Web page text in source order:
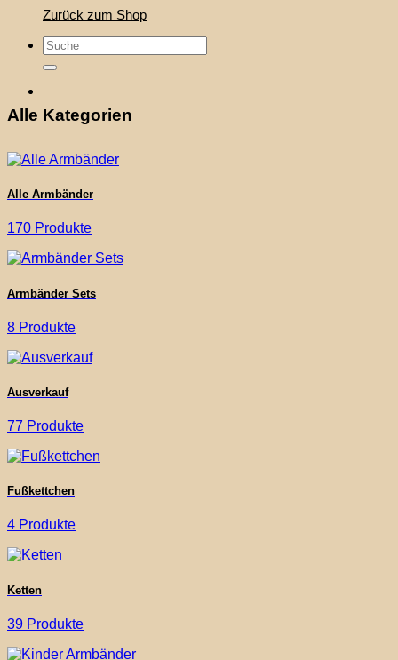
Zurück zum Shop
Suche
nach:
Alle Kategorien
Alle Armbänder
170 Produkte
Armbänder Sets
8 Produkte
Ausverkauf
77 Produkte
Fußkettchen
4 Produkte
Ketten
39 Produkte